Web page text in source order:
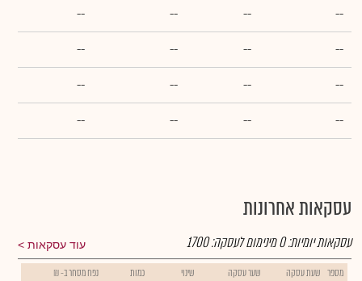
--
--
--
--
--
--
--
--
--
--
--
--
--
--
--
--
עסקאות אחרונות
עוד עסקאות עסקאות יומיות:0מינימום לעסקה:1700
מספר שעת עסקה שער עסקה שינוי כמות נפח מסחר ב- ₪